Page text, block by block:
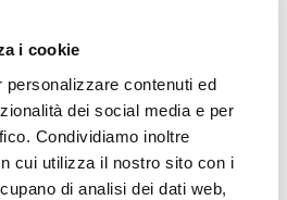
i cookie
contenuti ed
dei social media e per
Condividiamo inoltre
cui utilizza il nostro sito con i
di analisi dei dati web,